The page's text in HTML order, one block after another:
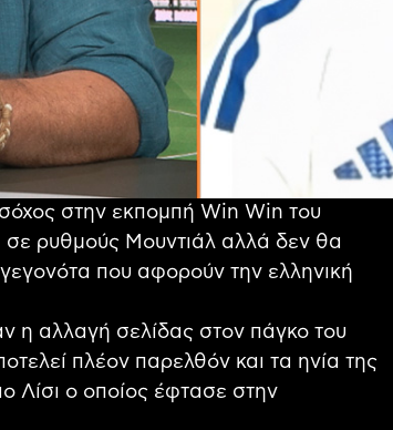
στην εκπομπή Win Win του
ρυθμούς Μουντιάλ αλλά δεν θα
που αφορούν την ελληνική
η αλλαγή σελίδας στον πάγκο του
πλέον παρελθόν και τα ηνία της
Λίσι ο οποίος έφτασε στην